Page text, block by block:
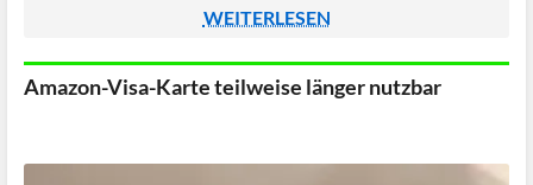
WEITERLESEN
Amazon-Visa-Karte teilweise länger nutzbar